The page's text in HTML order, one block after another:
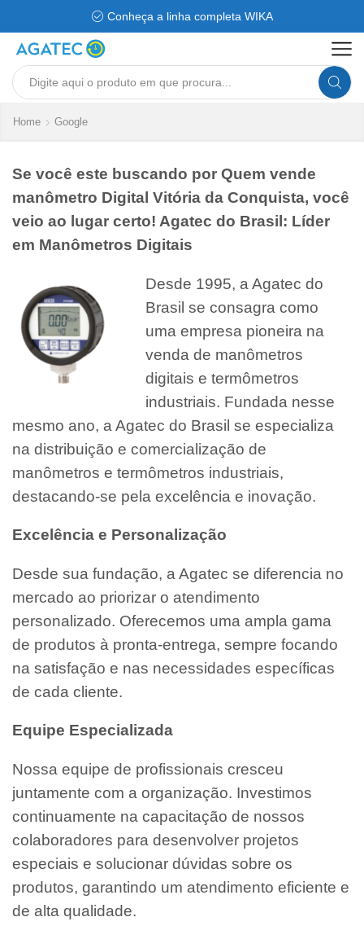
Conheça a linha completa WIKA
Search
Home Google
Se você este buscando por Quem vende
manômetro Digital Vitória da Conquista, você
veio ao lugar certo! Agatec do Brasil: Líder
em Manômetros Digitais
Desde 1995, a Agatec do
Brasil se consagra como
uma empresa pioneira na
venda de manômetros
digitais e termômetros
industriais. Fundada nesse
mesmo ano, a Agatec do Brasil se especializa
na distribuição e comercialização de
manômetros e termômetros industriais,
destacando-se pela excelência e inovação.
Excelência e Personalização
Desde sua fundação, a Agatec se diferencia no
mercado ao priorizar o atendimento
personalizado. Oferecemos uma ampla gama
de produtos à pronta-entrega, sempre focando
na satisfação e nas necessidades específicas
de cada cliente.
Equipe Especializada
Nossa equipe de profissionais cresceu
juntamente com a organização. Investimos
continuamente na capacitação de nossos
colaboradores para desenvolver projetos
especiais e solucionar dúvidas sobre os
produtos, garantindo um atendimento eficiente e
de alta qualidade.